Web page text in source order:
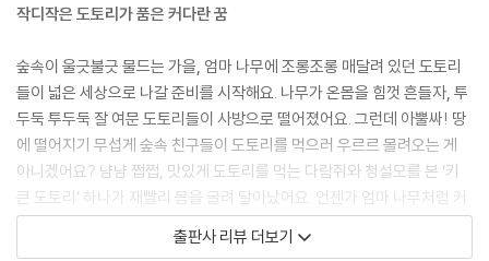
작디작은 도토리가 품은 커다란 꿈
숲속이 울긋불긋 물드는 가을, 엄마 나무에 조롱조롱 매달려 있던 도토리
들이 넓은 세상으로 나갈 준비를 시작해요. 나무가 온몸을 힘껏 흔들자, 투
두둑 투두둑 잘 여문 도토리들이 사방으로 떨어졌어요. 그런데 아뿔싸! 땅
에 떨어지기 무섭게 숲속 친구들이 도토리를 먹으러 우르르 몰려오는 게
아니겠어요? 냠냠 쩝쩝, 맛있게 도토리를 먹는 다람쥐와 청설모를 본 ‘키
큰 도토리’ 하나가 재빨리 몸을 굴려 달아났어요. 언젠가 엄마 나무처럼 커
다란 나무가 되겠다는 꿈을 품고서 말이에요.
출판사 리뷰 더보기